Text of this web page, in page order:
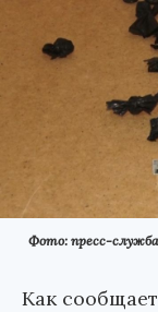
Фото: пресс-
Как